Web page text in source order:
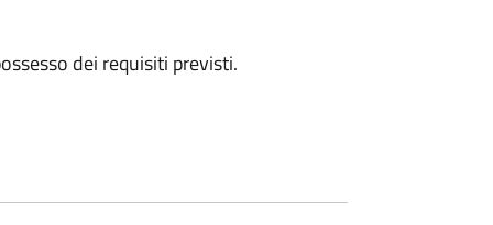
dei requisiti previsti.